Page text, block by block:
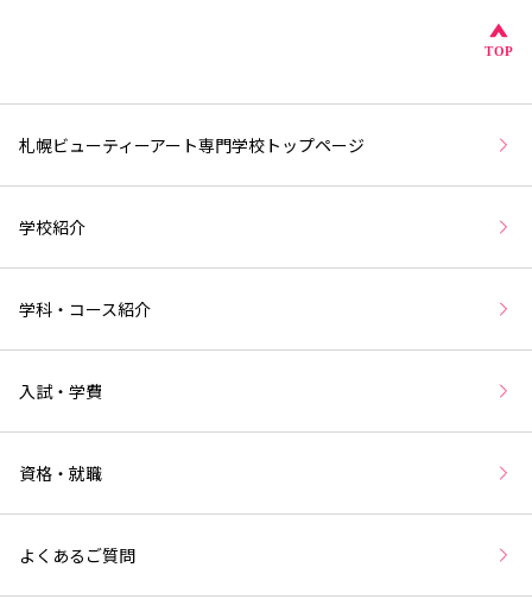
こ
TOP
札幌ビューティーアート専門学校トップページ
学校紹介
学科・コース紹介
入試・学費
資格・就職
よくあるご質問